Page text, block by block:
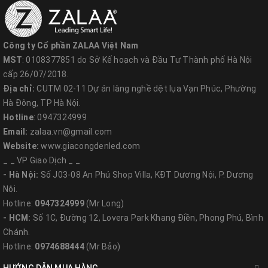
- Bảo hành (năm): 2 năm từ nhà sản xuất,
- Trọn đời làm việc (Giờ): 50.000,
- Nhiệt độ làm việc (℃): -20 - 50,
- Nguồn sáng: Đèn LED | Chip LED SMD 2835, 50W
- CRI (Ra>): 80,
- Color Rendering Index (Ra): 80,
- Góc chiếu sáng (°):
Dialux Evo Bố Trí, Lite
Công ty Cổ phần ZALAA Việt Nam
MST: 0108377851 do Sở Kế hoạch và Đầu Tư Thành phố Hà Nội
cấp 26/07/2018.
Địa chỉ: CUTM 02-11 Dự án làng nghề dệt lụa Vạn Phúc, Phường
Hà Đông, TP Hà Nội.
Hotline: 0947324999
Email: zalaa.vn@gmail.com
Website:www.giacongdenled.com
_ _ VP Giao Dịch _ _
- Hà Nội: Số J03-08 An Phú Shop Villa, KĐT Dương Nội, P. Dương
Nội.
Hotline: 0947324999(Mr Long)
- HCM: Số 1C, Đường 12, Lovera Park Khang Điền, Phong Phú, Bình
Chánh.
Hotline: 0974688444(Mr Bảo)